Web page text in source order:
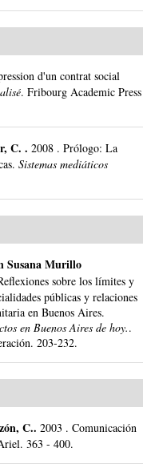
d'un contrat social
. Fribourg Academic Press
C. . 2008 . Prólogo: La
Sistemas mediáticos
Susana Murillo
sobre los límites y
públicas y relaciones
en Buenos Aires.
en Buenos Aires de hoy..
203-232.
C.. 2003 . Comunicación
363 - 400.